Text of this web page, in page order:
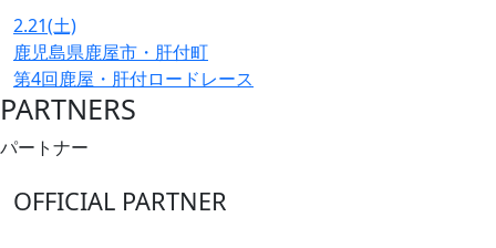
2.21(土)
鹿児島県鹿屋市・肝付町
第4回鹿屋・肝付ロードレース
PARTNERS
パートナー
OFFICIAL PARTNER